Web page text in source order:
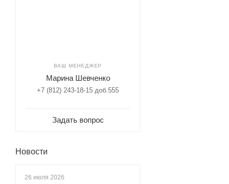
ВАШ МЕНЕДЖЕР
Марина Шевченко
+7 (812) 243-18-15 доб.555
Задать вопрос
Новости
26 июля 2026